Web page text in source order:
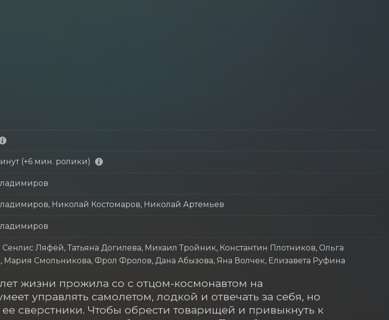
(+6 мин. ролики)
Николай Костомаров, Николай Артемьев
Сенлис Ляфёй, Татьяна Догилева, Михаил Тройник, Константин Плотников, Ольга
Смольникова, Фрол Фролов, Дана Абызова, Яна Волчек, Елизавета Руфина
жизни прожила со с отцом-космонавтом на
управлять самолетом, лодкой и отвечать за себя, но
ее сверстники. Чтобы обрести товарищей и привыкнуть к